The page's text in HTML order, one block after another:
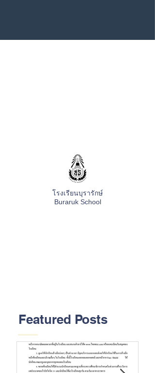
โรงเรียนบุรารักษ์
Buraruk School
Featured Posts